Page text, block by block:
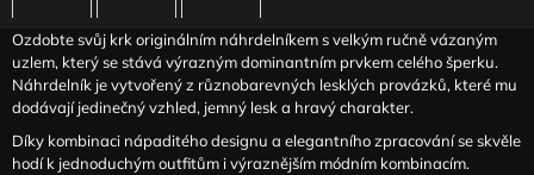
Ozdobte svůj krk originálním náhrdelníkem s velkým ručně vázaným
uzlem, který se stává výrazným dominantním prvkem celého šperku.
Náhrdelník je vytvořený z různobarevných lesklých provázků, které mu
dodávají jedinečný vzhled, jemný lesk a hravý charakter.
Díky kombinaci nápaditého designu a elegantního zpracování se skvěle
hodí k jednoduchým outfitům i výraznějším módním kombinacím.
VYSOKÝM
CHOMOUTEM
TEESE
1
490
Kč